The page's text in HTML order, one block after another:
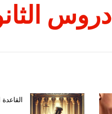
دروس
القاعدة